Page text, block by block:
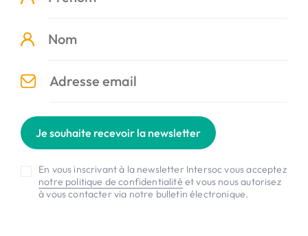
Je souhaite recevoir la newsletter
En vous inscrivant à la newsletter Intersoc vous acceptez
notre politique de confidentialité et vous nous autorisez
à vous contacter via notre bulletin électronique.